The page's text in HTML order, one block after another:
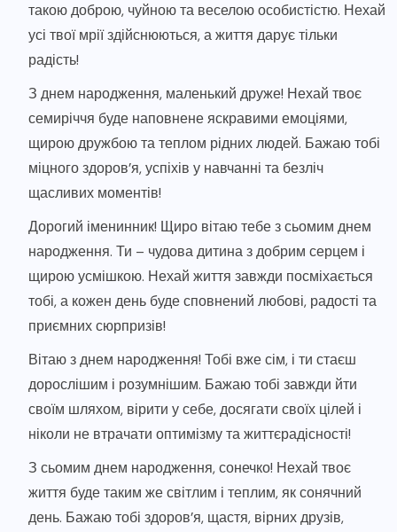
такою доброю, чуйною та веселою особистістю. Нехай
усі твої мрії здійснюються, а життя дарує тільки
радість!
З днем народження, маленький друже! Нехай твоє
семиріччя буде наповнене яскравими емоціями,
щирою дружбою та теплом рідних людей. Бажаю тобі
міцного здоров’я, успіхів у навчанні та безліч
щасливих моментів!
Дорогий іменинник! Щиро вітаю тебе з сьомим днем
народження. Ти – чудова дитина з добрим серцем і
щирою усмішкою. Нехай життя завжди посміхається
тобі, а кожен день буде сповнений любові, радості та
приємних сюрпризів!
Вітаю з днем народження! Тобі вже сім, і ти стаєш
дорослішим і розумнішим. Бажаю тобі завжди йти
своїм шляхом, вірити у себе, досягати своїх цілей і
ніколи не втрачати оптимізму та життєрадісності!
З сьомим днем народження, сонечко! Нехай твоє
життя буде таким же світлим і теплим, як сонячний
день. Бажаю тобі здоров’я, щастя, вірних друзів,